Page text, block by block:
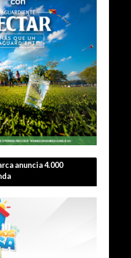
anuncia 4.000